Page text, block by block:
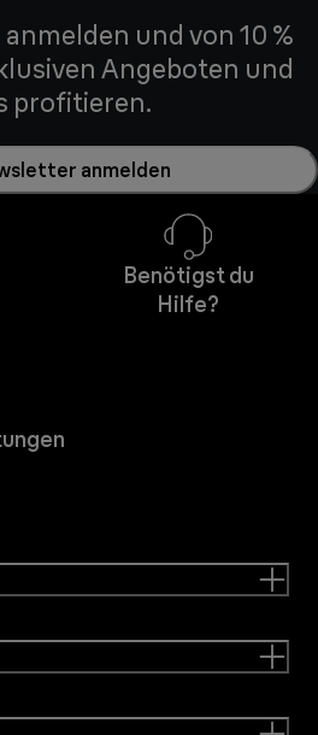
und von 10 %
Angeboten und
profitieren.
anmelden
Benötigst du
Hilfe?